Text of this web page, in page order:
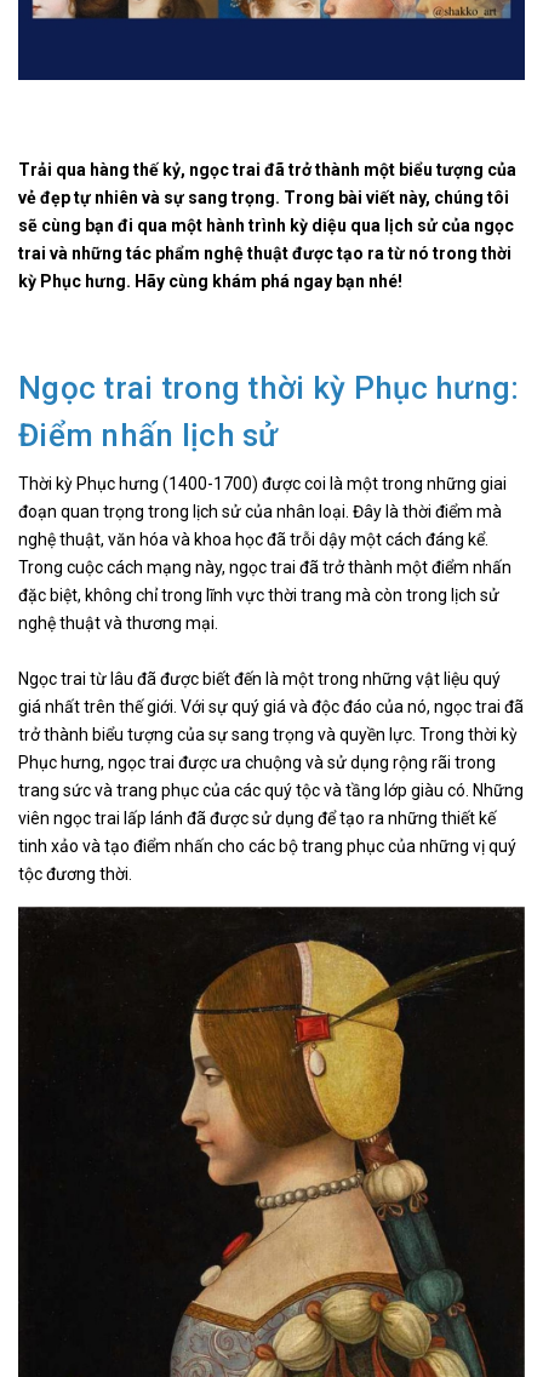
Trải qua hàng thế kỷ, ngọc trai đã trở thành một biểu tượng của
vẻ đẹp tự nhiên và sự sang trọng. Trong bài viết này, chúng tôi
sẽ cùng bạn đi qua một hành trình kỳ diệu qua lịch sử của ngọc
trai và những tác phẩm nghệ thuật được tạo ra từ nó trong thời
kỳ Phục hưng. Hãy cùng khám phá ngay bạn nhé!
Ngọc trai trong thời kỳ Phục hưng:
Điểm nhấn lịch sử
Thời kỳ Phục hưng (1400-1700) được coi là một trong những giai
đoạn quan trọng trong lịch sử của nhân loại. Đây là thời điểm mà
nghệ thuật, văn hóa và khoa học đã trỗi dậy một cách đáng kể.
Trong cuộc cách mạng này, ngọc trai đã trở thành một điểm nhấn
đặc biệt, không chỉ trong lĩnh vực thời trang mà còn trong lịch sử
nghệ thuật và thương mại.
Ngọc trai từ lâu đã được biết đến là một trong những vật liệu quý
giá nhất trên thế giới. Với sự quý giá và độc đáo của nó, ngọc trai đã
trở thành biểu tượng của sự sang trọng và quyền lực. Trong thời kỳ
Phục hưng, ngọc trai được ưa chuộng và sử dụng rộng rãi trong
trang sức và trang phục của các quý tộc và tầng lớp giàu có. Những
viên ngọc trai lấp lánh đã được sử dụng để tạo ra những thiết kế
tinh xảo và tạo điểm nhấn cho các bộ trang phục của những vị quý
tộc đương thời.